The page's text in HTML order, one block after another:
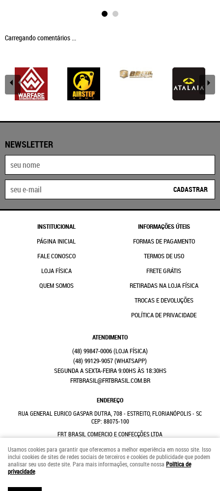
Carregando comentários ...
NEWSLETTER
CADASTRAR
INSTITUCIONAL
PÁGINA INICIAL
FALE CONOSCO
LOJA FÍSICA
QUEM SOMOS
INFORMAÇÕES ÚTEIS
FORMAS DE PAGAMENTO
TERMOS DE USO
FRETE GRÁTIS
RETIRADAS NA LOJA FÍSICA
TROCAS E DEVOLUÇÕES
POLÍTICA DE PRIVACIDADE
ATENDIMENTO
(48) 99847-0006
(48) 99129-9057(WHATSAPP)
SEGUNDA A SEXTA-FEIRA 9:00HS ÀS 18:30HS
FRTBRASIL@FRTBRASIL.COM.BR
ENDEREÇO
RUA GENERAL EURICO GASPAR DUTRA, 708- ESTREITO, FLORIANÓPOLIS- SC
CEP: 88075-100
FRT BRASIL COMERCIO E CONFECÇÕES LTDA
LOJA VIRTUAL CRIADA POR
Usamos cookies para garantir que oferecemos a melhor experiência em nosso site. Isso
inclui cookies de sites de redes sociais de terceiros e cookies de publicidade que podem
analisar seu uso deste site. Para mais informações, consulte nossa Política de
privacidade.